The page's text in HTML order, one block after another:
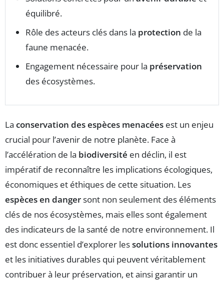
équilibré.
Rôle des acteurs clés dans la protection de la
faune menacée.
Engagement nécessaire pour la préservation
des écosystèmes.
La conservation des espèces menacées est un enjeu
crucial pour l’avenir de notre planète. Face à
l’accélération de la biodiversité en déclin, il est
impératif de reconnaître les implications écologiques,
économiques et éthiques de cette situation. Les
espèces en dangersont non seulement des éléments
clés de nos écosystèmes, mais elles sont également
des indicateurs de la santé de notre environnement. Il
est donc essentiel d’explorer lessolutions innovantes
et les initiatives durables qui peuvent véritablement
contribuer à leur préservation, et ainsi garantir un